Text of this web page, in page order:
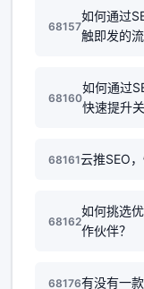
68157
如何通过
触即发的流
68160
如何通过
快速提升
68161云推SEO
68162
如何挑选
作伙伴？
68176有没有一